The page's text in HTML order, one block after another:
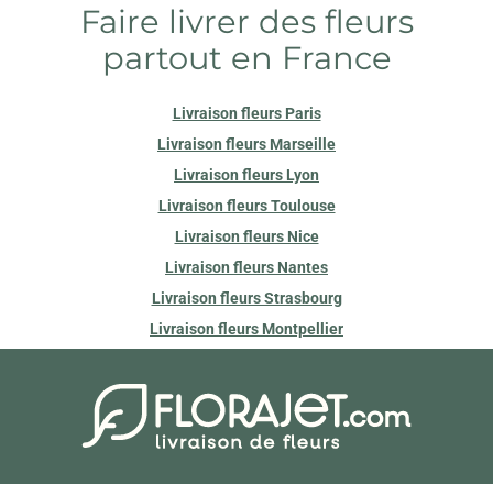
Faire livrer des fleurs
partout en France
Livraison fleurs Paris
Livraison fleurs Marseille
Livraison fleurs Lyon
Livraison fleurs Toulouse
Livraison fleurs Nice
Livraison fleurs Nantes
Livraison fleurs Strasbourg
Livraison fleurs Montpellier